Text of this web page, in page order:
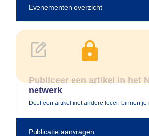
Evenementen overzicht
Publiceer een artikel in het
netwerk
Deel een artikel met andere leden binnen je
Publicatie aanvragen